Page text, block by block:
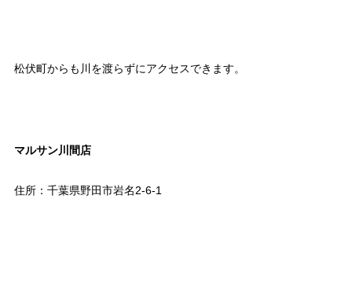
松伏町からも川を渡らずにアクセスできます。
マルサン川間店
住所：千葉県野田市岩名2-6-1